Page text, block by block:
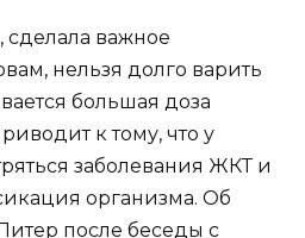
важное
нельзя долго варить
большая доза
к тому, что у
заболевания ЖКТ и
организма. Об
после беседы с